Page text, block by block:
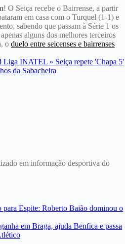
! O Seiça recebe o Bairrense, a partir
em casa com o Turquel (1-1) e
sabendo que passam à Série 1 os
alguns dos melhores terceiros
o duelo entre seicenses e bairrenses
em informação desportiva do
Espite: Roberto Baião dominou o
em Braga, ajuda Benfica e passa